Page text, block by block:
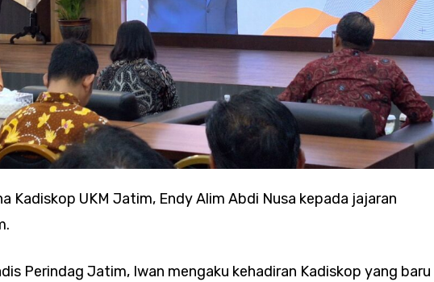
Kadiskop UKM Jatim, Endy Alim Abdi Nusa kepada jajaran
Perindag Jatim, Iwan mengaku kehadiran Kadiskop yang baru